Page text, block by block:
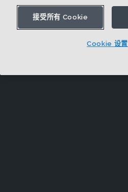
接受所有 Cookie
Cookie 设置